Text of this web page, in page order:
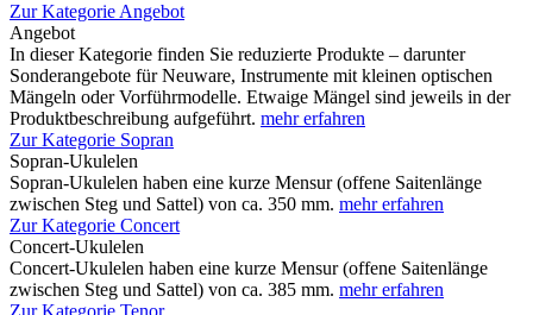
Zur Kategorie Angebot
Angebot
In dieser Kategorie finden Sie reduzierte Produkte – darunter
Sonderangebote für Neuware, Instrumente mit kleinen optischen
Mängeln oder Vorführmodelle. Etwaige Mängel sind jeweils in der
Produktbeschreibung aufgeführt. mehr erfahren
Zur Kategorie Sopran
Sopran-Ukulelen
Sopran-Ukulelen haben eine kurze Mensur (offene Saitenlänge
zwischen Steg und Sattel) von ca. 350 mm. mehr erfahren
Zur Kategorie Concert
Concert-Ukulelen
Concert-Ukulelen haben eine kurze Mensur (offene Saitenlänge
zwischen Steg und Sattel) von ca. 385 mm. mehr erfahren
Zur Kategorie Tenor